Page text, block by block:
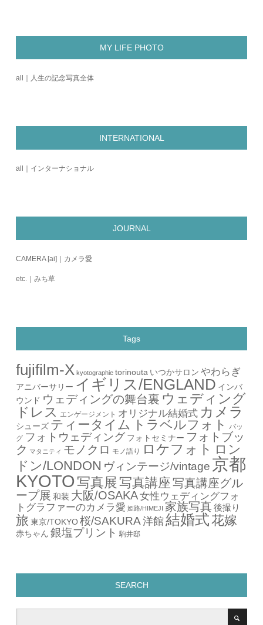
MY LIFE PHOTO
all｜人生の記念写真全体
INTERNATIONAL
all｜インターナショナル
JOURNAL
CAMERA [ai]｜カメラ愛
etc.｜みち草
Tags
fujifilm-X kyotographie torinouta いつかサロン やわらぎ
アニバーサリー イギリス/ENGLAND インバ
ウンド ウェディングの舞台裏 ウェディング
ドレス エンゲージメント オリジナル結婚式 カメラ
シューズ ティータイム トラベルフォト
バッ
グ フォトウェディング フォトセミナー フォトブッ
ク マタニティ モノクロ モノ語り ロケフォト ロン
ドン/LONDON ヴィンテージ/vintage 京都
KYOTO 写真展 写真講座写真講座グル
ープ展 和装 大阪/OSAKA女性ウェディングフォ
トグラファーのカメラ愛 姫路/HIMEJI 家族写真 後撮り
旅 東京/TOKYO 桜/SAKURA 洋館 結婚式花嫁
赤ちゃん 銀塩プリント 駒井邸
SEARCH